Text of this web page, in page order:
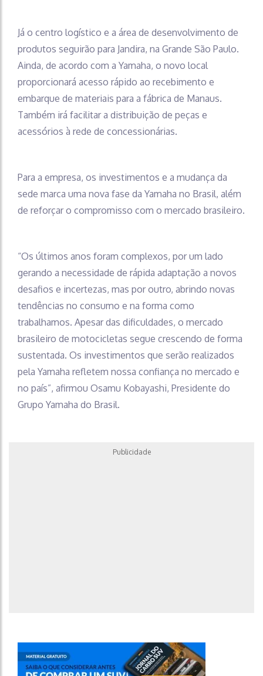
Já o centro logístico e a área de desenvolvimento de
produtos seguirão para Jandira, na Grande São Paulo.
Ainda, de acordo com a Yamaha, o novo local
proporcionará acesso rápido ao recebimento e
embarque de materiais para a fábrica de Manaus.
Também irá facilitar a distribuição de peças e
acessórios à rede de concessionárias.
Para a empresa, os investimentos e a mudança da
sede marca uma nova fase da Yamaha no Brasil, além
de reforçar o compromisso com o mercado brasileiro.
“Os últimos anos foram complexos, por um lado
gerando a necessidade de rápida adaptação a novos
desafios e incertezas, mas por outro, abrindo novas
tendências no consumo e na forma como
trabalhamos. Apesar das dificuldades, o mercado
brasileiro de motocicletas segue crescendo de forma
sustentada. Os investimentos que serão realizados
pela Yamaha refletem nossa confiança no mercado e
no país”, afirmou Osamu Kobayashi, Presidente do
Grupo Yamaha do Brasil.
Publicidade